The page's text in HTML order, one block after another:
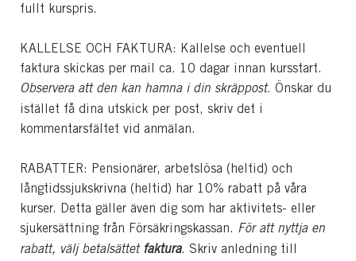
fullt kurspris.
KALLELSE OCH FAKTURA: Kallelse och eventuell
faktura skickas per mail ca. 10 dagar innan kursstart.
Observera att den kan hamna i din skräppost. Önskar du
istället få dina utskick per post, skriv det i
kommentarsfältet vid anmälan.
RABATTER: Pensionärer, arbetslösa (heltid) och
långtidssjukskrivna (heltid) har 10% rabatt på våra
kurser. Detta gäller även dig som har aktivitets- eller
sjukersättning från Försäkringskassan. För att nyttja en
rabatt, välj betalsättet faktura. Skriv anledning till